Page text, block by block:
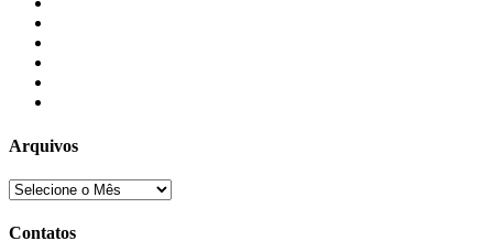
Arquivos
Contatos